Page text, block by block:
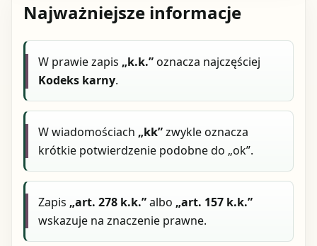
Najważniejsze informacje
W prawie zapis „k.k.”oznacza najczęściej
Kodeks karny.
W wiadomościach „kk”zwykle oznacza
krótkie potwierdzenie podobne do „ok”.
Zapis „art. 278 k.k.”albo „art. 157 k.k.”
wskazuje na znaczenie prawne.